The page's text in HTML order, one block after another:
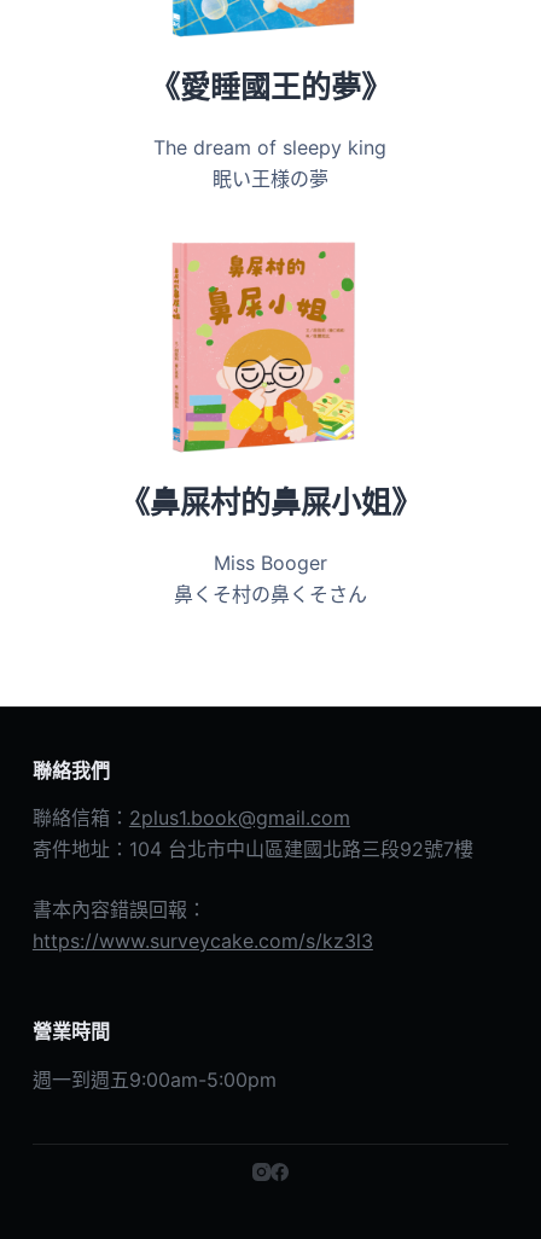
《愛睡國王的夢》
The dream of sleepy king
眠い王様の夢
《鼻屎村的鼻屎小姐》
Miss Booger
鼻くそ村の鼻くそさん
聯絡我們
聯絡信箱： 2plus1.book@gmail.com
寄件地址：104 台北市中山區建國北路三段92號7樓
書本內容錯誤回報：
https://www.surveycake.com/s/kz3l3
營業時間
週一到週五9:00am-5:00pm